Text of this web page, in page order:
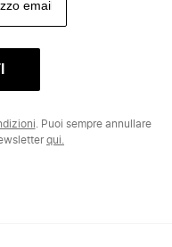
. Puoi sempre annullare
qui.